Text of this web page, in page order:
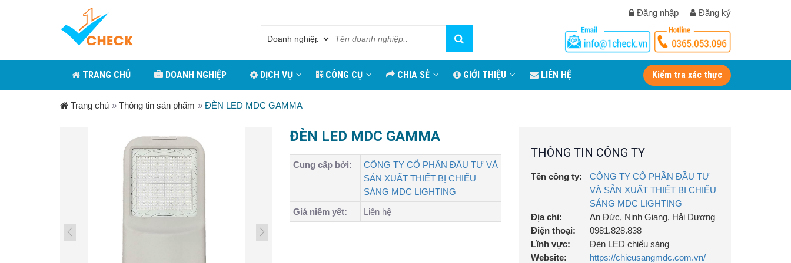
Đăng nhập Đăng ký
TRANG CHỦ DOANH NGHIỆP DỊCH VỤ CÔNG CỤ CHIA SẺ GIỚI THIỆU LIÊN HỆ Kiểm tra xác thực
Trang chủ » Thông tin sản phẩm » ĐÈN LED MDC GAMMA
ĐÈN LED MDC GAMMA
Cung cấp bởi:
CÔNG TY CỔ PHẦN ĐẦU TƯ VÀ
SẢN XUẤT THIẾT BỊ CHIẾU
SÁNG MDC LIGHTING
Giá niêm yết:
Liên hệ
THÔNG TIN CÔNG TY
Tên công ty:
CÔNG TY CỔ PHẦN ĐẦU TƯ
VÀ SẢN XUẤT THIẾT BỊ CHIẾU
SÁNG MDC LIGHTING
Địa chỉ:
An Đức, Ninh Giang, Hải Dương
Điện thoại:
0981.828.838
Lĩnh vực:
Đèn LED chiếu sáng
Website:
https://chieusangmdc.com.vn/